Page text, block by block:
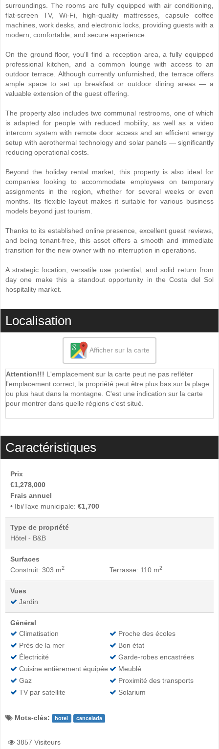
surroundings. The rooms are fully equipped with air conditioning,
flat-screen TV, Wi-Fi, high-quality mattresses, capsule coffee
machines, work desks, and electronic locks, providing guests with a
modern, comfortable, and secure experience.
On the ground floor, you'll find a reception area, a fully equipped
professional kitchen, and a common lounge with access to an
outdoor terrace. Although currently unfurnished, the terrace offers
ample space to set up breakfast or outdoor dining areas — a
valuable extension of the guest offering.
The property also includes two communal restrooms, one of which
is adapted for people with reduced mobility, as well as a video
intercom system with remote door access and an efficient energy
setup with aerothermal technology and solar panels — significantly
reducing operational costs.
Beyond the holiday rental market, this property is also ideal for
companies looking to accommodate employees on temporary
assignments in the region, whether for several weeks or even
months. Its flexible layout makes it suitable for various business
models beyond just tourism.
Thanks to its established online presence, excellent guest reviews,
and being tenant-free, this asset offers a smooth and immediate
transition for the new owner with no interruption in operations.
A strategic location, versatile use potential, and solid return from
day one make this a standout opportunity in the Costa del Sol
hospitality market.
Localisation
Afficher sur la carte
Attention!!! L'emplacement sur la carte peut ne pas refléter
l'emplacement correct, la propriété peut être plus bas sur la plage
ou plus haut dans la montagne. C'est une indication sur la carte
pour montrer dans quelle régions c'est situé.
Caractéristiques
Prix
€1,278,000
Frais annuel
• Ibi/Taxe municipale: €1,700
Type de propriété
Hôtel - B&B
Surfaces
Construit: 303 m2 Terrasse: 110 m2
Vues
Jardin
Général
Climatisation
Proche des écoles
Près de la mer
Bon état
Électricité
Garde-robes encastrées
Cuisine entièrement équipée
Meublé
Gaz
Proximité des transports
TV par satellite
Solarium
Mots-clés: hotel cancelada
3857 Visiteurs